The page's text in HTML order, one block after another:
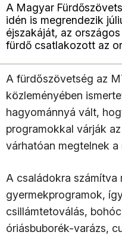
A Magyar
idén is megrendezik
éjszakáját, az
fürdő csatlakozott az
A fürdőszövetség az
közleményében
hagyománnyá vált,
programokkal várják
várhatóan megtelnek
A családokra számítva
gyermekprogramok,
csillámtetoválás,
óriásbuborék-varázs,